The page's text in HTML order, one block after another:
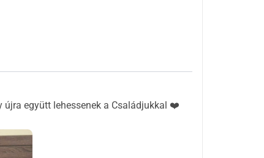
együtt lehessenek a Családjukkal ❤️